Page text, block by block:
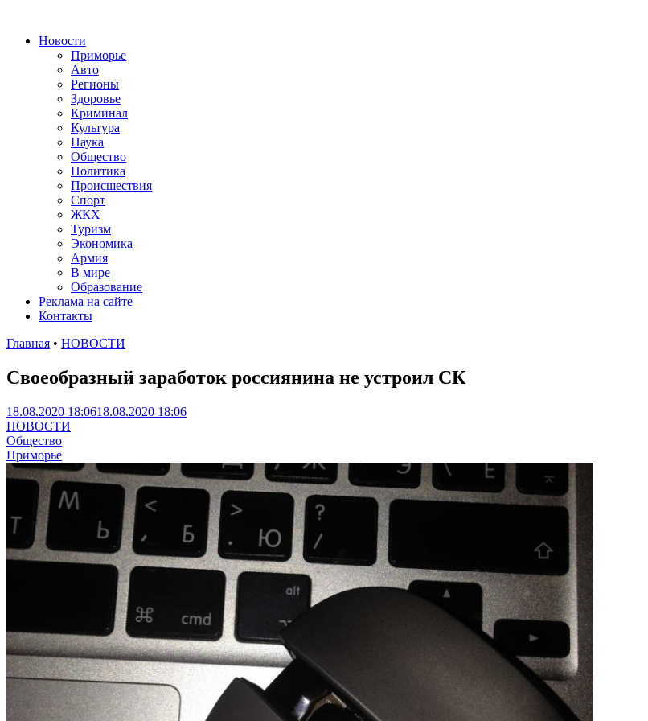
Новости
Приморье
Авто
Регионы
Здоровье
Криминал
Культура
Наука
Общество
Политика
Происшествия
Спорт
ЖКХ
Туризм
Экономика
Армия
В мире
Образование
Реклама на сайте
Контакты
Главная • НОВОСТИ
Своеобразный заработок россиянина не устроил СК
18.08.2020 18:0618.08.2020 18:06
НОВОСТИ
Общество
Приморье